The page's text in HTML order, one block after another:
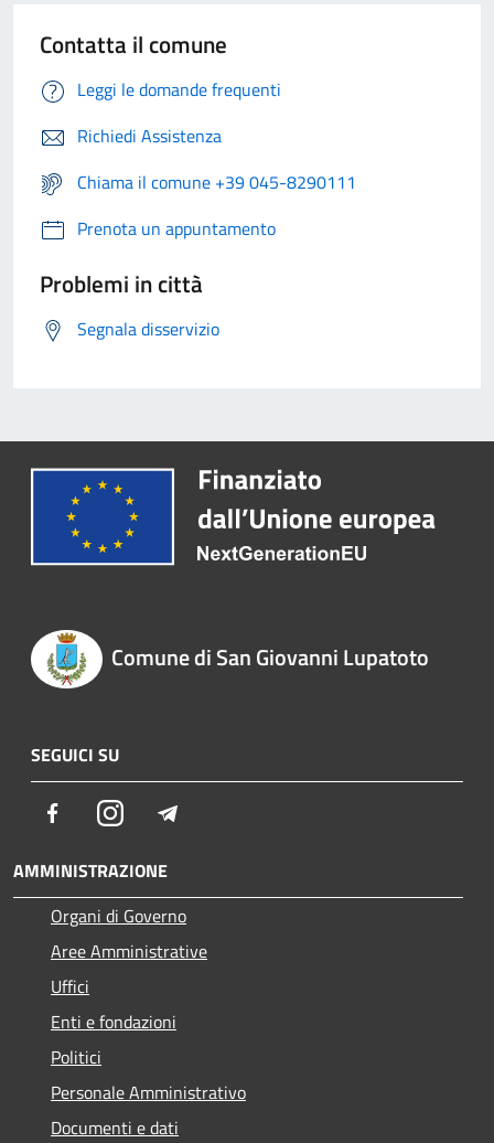
Contatta il comune
Leggi le domande frequenti
Richiedi Assistenza
Chiama il comune +39 045-8290111
Prenota un appuntamento
Problemi in città
Segnala disservizio
Comune di San Giovanni Lupatoto
SEGUICI SU
FacebookInstagram
AMMINISTRAZIONE
Organi di Governo
Aree Amministrative
Uffici
Enti e fondazioni
Politici
Personale Amministrativo
Documenti e dati